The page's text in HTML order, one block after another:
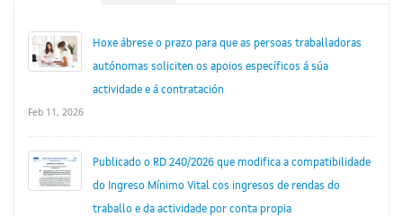
Hoxe ábrese o prazo para que as persoas traballadoras
autónomas soliciten os apoios específicos á súa
actividade e á contratación
Feb 11, 2026
Publicado o RD 240/2026 que modifica a compatibilidade
do Ingreso Mínimo Vital cos ingresos de rendas do
traballo e da actividade por conta propia